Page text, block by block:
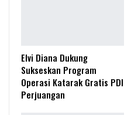
Elvi Diana Dukung
Sukseskan Program
Operasi Katarak Gratis PDI
Perjuangan